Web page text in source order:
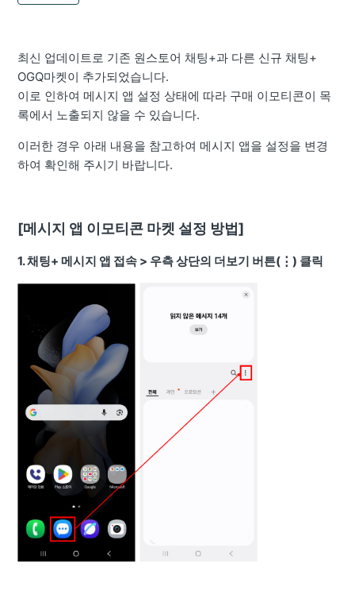
최신 업데이트로 기존 원스토어 채팅+과 다른 신규 채팅+
OGQ마켓이 추가되었습니다.
이로 인하여 메시지 앱 설정 상태에 따라 구매 이모티콘이 목
록에서 노출되지 않을 수 있습니다.
이러한 경우 아래 내용을 참고하여 메시지 앱을 설정을 변경
하여 확인해 주시기 바랍니다.
[메시지 앱 이모티콘 마켓 설정 방법]
1. 채팅+ 메시지 앱 접속 > 우측 상단의 더보기 버튼(⋮) 클릭